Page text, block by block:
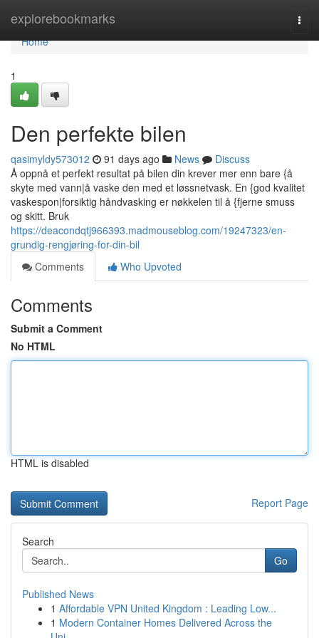
explorebookmarks
Home
Home
1
Den perfekte bilen
qasimyldy573012 91 days ago News
Discuss
Å oppnå et perfekt resultat på bilen din krever mer enn bare {å
skyte med vann|å vaske den med et løssnetvask. En {god kvalitet
vaskespon|forsiktig håndvasking er nøkkelen til å {fjerne smuss
og skitt. Bruk
https://deacondqtj966393.madmouseblog.com/19247323/en-
grundig-rengjøring-for-din-bil
Comments
Who Upvoted
Comments
Submit a Comment
No HTML
HTML is disabled
Report Page
Search
Go
Published News
1 Affordable VPN United Kingdom : Leading Low...
1 Modern Container Homes Delivered Across the